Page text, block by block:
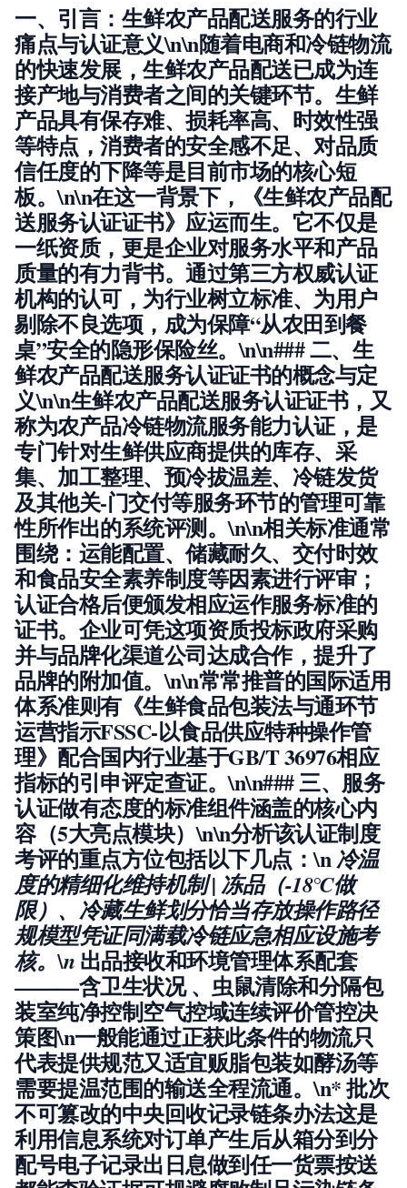
一、引言：生鲜农产品配送服务的行业
痛点与认证意义\n\n随着电商和冷链物流
的快速发展，生鲜农产品配送已成为连
接产地与消费者之间的关键环节。生鲜
产品具有保存难、损耗率高、时效性强
等特点，消费者的安全感不足、对品质
信任度的下降等是目前市场的核心短
板。\n\n在这一背景下，《生鲜农产品配
送服务认证证书》应运而生。它不仅是
一纸资质，更是企业对服务水平和产品
质量的有力背书。通过第三方权威认证
机构的认可，为行业树立标准、为用户
剔除不良选项，成为保障“从农田到餐
桌”安全的隐形保险丝。\n\n### 二、生
鲜农产品配送服务认证证书的概念与定
义\n\n生鲜农产品配送服务认证证书，又
称为农产品冷链物流服务能力认证，是
专门针对生鲜供应商提供的库存、采
集、加工整理、预冷拔温差、冷链发货
及其他关-门交付等服务环节的管理可靠
性所作出的系统评测。\n\n相关标准通常
围绕： 运能配置、储藏耐久、交付时效
和食品安全素养制度等因素进行评审；
认证合格后便颁发相应运作服务标准的
证书。企业可凭这项资质投标政府采购
并与品牌化渠道公司达成合作，提升了
品牌的附加值。\n\n常常推普的国际适用
体系准则有《生鲜食品包装法与通环节
运营指示FSSC-以食品供应特种操作管
理》配合国内行业基于GB/T 36976相应
指标的引申评定查证。\n\n### 三、服务
认证做有态度的标准组件涵盖的核心内
容（5大亮点模块）\n\n分析该认证制度
考评的重点方位包括以下几点：\n冷温
度的精细化维持机制| 冻品（-18℃做
限）、冷藏生鲜划分恰当存放操作路径
规模型凭证同满载冷链应急相应设施考
核。\n 出品接收和环境管理体系配套
———含卫生状况 、虫鼠清除和分隔包
装室纯净控制空气控域连续评价管控决
策图\n一般能通过正获此条件的物流只
代表提供规范又适宜贩脂包装如酵汤等
需要提温范围的输送全程流通。\n*批次
不可篡改的中央回收记录链条办法这是
利用信息系统对订单产生后从箱分到分
配号电子记录出日息做到任一货票按送